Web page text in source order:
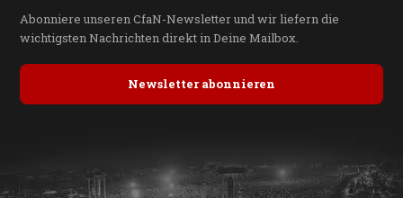
Abonniere unseren CfaN-Newsletter und wir liefern die
wichtigsten Nachrichten direkt in Deine Mailbox.
Newsletter abonnieren